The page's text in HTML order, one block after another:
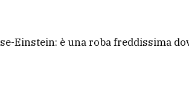
Einstein: è una roba freddissima